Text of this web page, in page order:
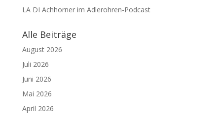
LA DI Achhorner im Adlerohren-Podcast
Alle Beiträge
August 2026
Juli 2026
Juni 2026
Mai 2026
April 2026